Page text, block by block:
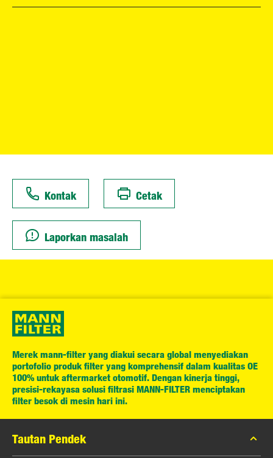
Kontak Cetak
Laporkan masalah
Merek mann-filter yang diakui secara global menyediakan
portofolio produk filter yang komprehensif dalam kualitas OE
100% untuk aftermarket otomotif. Dengan kinerja tinggi,
presisi-rekayasa solusi filtrasi MANN-FILTER menciptakan
filter besok di mesin hari ini.
Tautan Pendek